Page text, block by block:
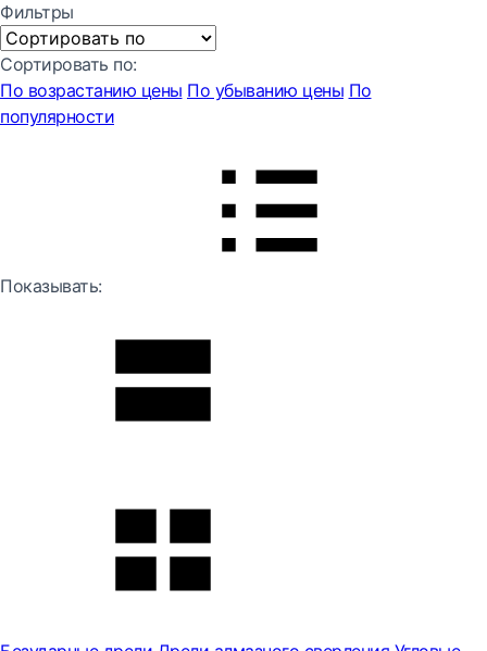
Фильтры
Сортировать по:
По возрастанию цены По убыванию цены По
популярности
Показывать: